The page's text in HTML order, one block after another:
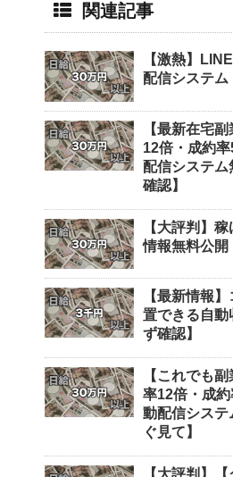
関連記事
【激熱】
配信システム
【最新在宅
12倍・成約
配信システム
確認】
【大評判】
情報無料公開
【最新情報
置できる自動
ず確認】
【これでも
率12倍・成
動配信システ
ぐ見て】
【大評判】